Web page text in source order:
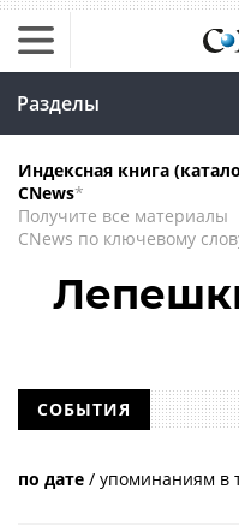
Разделы
Индексная книга
CNews*
Получите все материалы
CNews по ключевому
СОБЫТИЯ
по дате / упоминаниям в